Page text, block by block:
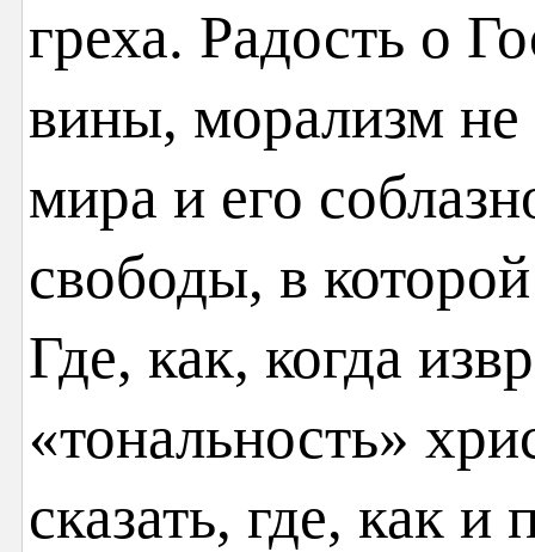
греха. Радость о
вины, морализм
мира и его
свободы, в
Где, как, когда
«тональность»
сказать, где, как и